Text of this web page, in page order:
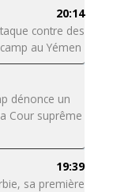
20:14
contre des
au Yémen
dénonce un
Cour suprême
19:39
sa première